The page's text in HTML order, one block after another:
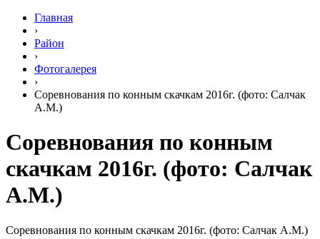
Главная
›
Район
›
Фотогалерея
›
Соревнования по конным скачкам 2016г. (фото: Салчак
А.М.)
Соревнования по конным
скачкам 2016г. (фото: Салчак
А.М.)
Соревнования по конным скачкам 2016г. (фото: Салчак А.М.)